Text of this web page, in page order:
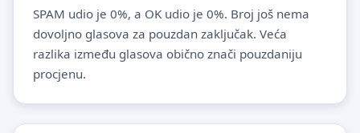
SPAM udio je 0%, a OK udio je 0%. Broj još nema
dovoljno glasova za pouzdan zaključak. Veća
razlika između glasova obično znači pouzdaniju
procjenu.